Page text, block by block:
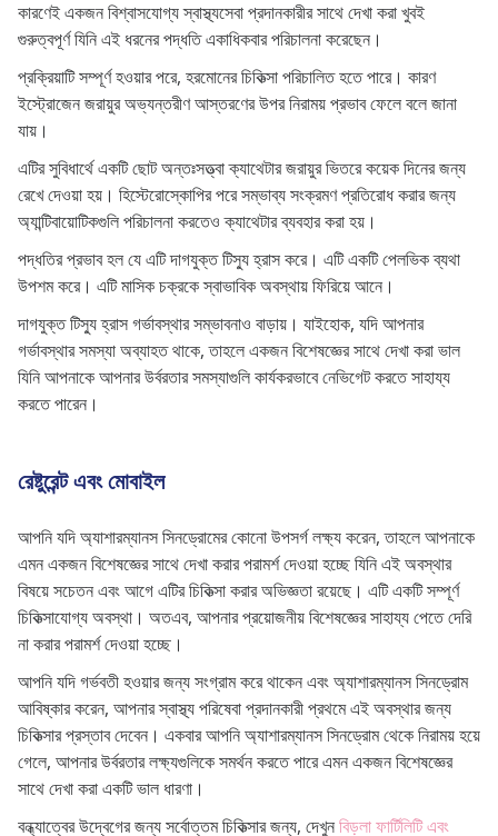
কারণেই একজন বিশ্বাসযোগ্য স্বাস্থ্যসেবা প্রদানকারীর সাথে দেখা করা খুবই
গুরুত্বপূর্ণ যিনি এই ধরনের পদ্ধতি একাধিকবার পরিচালনা করেছেন।
প্রক্রিয়াটি সম্পূর্ণ হওয়ার পরে, হরমোনের চিকিত্সা পরিচালিত হতে পারে। কারণ
ইস্ট্রোজেন জরায়ুর অভ্যন্তরীণ আস্তরণের উপর নিরাময় প্রভাব ফেলে বলে জানা
যায়।
এটির সুবিধার্থে একটি ছোট অন্তঃসত্ত্বা ক্যাথেটার জরায়ুর ভিতরে কয়েক দিনের জন্য
রেখে দেওয়া হয়। হিস্টেরোস্কোপির পরে সম্ভাব্য সংক্রমণ প্রতিরোধ করার জন্য
অ্যান্টিবায়োটিকগুলি পরিচালনা করতেও ক্যাথেটার ব্যবহার করা হয়।
পদ্ধতির প্রভাব হল যে এটি দাগযুক্ত টিস্যু হ্রাস করে। এটি একটি পেলভিক ব্যথা
উপশম করে। এটি মাসিক চক্রকে স্বাভাবিক অবস্থায় ফিরিয়ে আনে।
দাগযুক্ত টিস্যু হ্রাস গর্ভাবস্থার সম্ভাবনাও বাড়ায়। যাইহোক, যদি আপনার
গর্ভাবস্থার সমস্যা অব্যাহত থাকে, তাহলে একজন বিশেষজ্ঞের সাথে দেখা করা ভাল
যিনি আপনাকে আপনার উর্বরতার সমস্যাগুলি কার্যকরভাবে নেভিগেট করতে সাহায্য
করতে পারেন।
রেষ্টুরেন্ট এবং মোবাইল
আপনি যদি অ্যাশারম্যানস সিনড্রোমের কোনো উপসর্গ লক্ষ্য করেন, তাহলে আপনাকে
এমন একজন বিশেষজ্ঞের সাথে দেখা করার পরামর্শ দেওয়া হচ্ছে যিনি এই অবস্থার
বিষয়ে সচেতন এবং আগে এটির চিকিত্সা করার অভিজ্ঞতা রয়েছে। এটি একটি সম্পূর্ণ
চিকিত্সাযোগ্য অবস্থা। অতএব, আপনার প্রয়োজনীয় বিশেষজ্ঞের সাহায্য পেতে দেরি
না করার পরামর্শ দেওয়া হচ্ছে।
আপনি যদি গর্ভবতী হওয়ার জন্য সংগ্রাম করে থাকেন এবং অ্যাশারম্যানস সিনড্রোম
আবিষ্কার করেন, আপনার স্বাস্থ্য পরিষেবা প্রদানকারী প্রথমে এই অবস্থার জন্য
চিকিত্সার প্রস্তাব দেবেন। একবার আপনি অ্যাশারম্যানস সিনড্রোম থেকে নিরাময় হয়ে
গেলে, আপনার উর্বরতার লক্ষ্যগুলিকে সমর্থন করতে পারে এমন একজন বিশেষজ্ঞের
সাথে দেখা করা একটি ভাল ধারণা।
বন্ধ্যাত্বের উদ্বেগের জন্য সর্বোত্তম চিকিত্সার জন্য, দেখুনবিড়লা ফার্টিলিটি এবং